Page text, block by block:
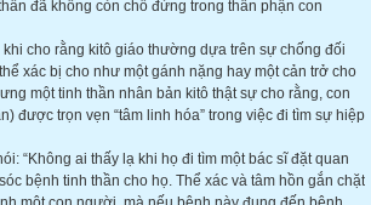
đã không còn chỗ đứng trong thân phận con
cho rằng kitô giáo thường dựa trên sự chống đối
xác bị cho như một gánh nặng hay một cản trở cho
một tinh thần nhân bản kitô thật sự cho rằng, con
được trọn vẹn “tâm linh hóa” trong việc đi tìm sự hiệp
“Không ai thấy lạ khi họ đi tìm một bác sĩ đặt quan
bệnh tinh thần cho họ. Thể xác và tâm hồn gắn chặt